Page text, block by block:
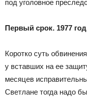
под уголовное
Первый срок. 1977
Коротко суть
у вставших на ее
месяцев
Светлане тогда надо